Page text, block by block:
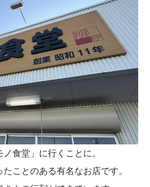
食堂」に行くことに。
ことのある有名なお店です。